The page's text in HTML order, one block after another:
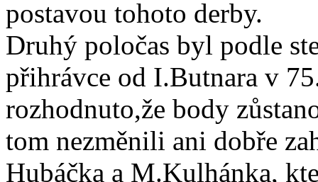
postavou tohoto derby.
Druhý poločas byl podle
přihrávce od I.Butnara v
rozhodnuto,že body
tom nezměnili ani dobře
Hubáčka a M.Kulhánka,